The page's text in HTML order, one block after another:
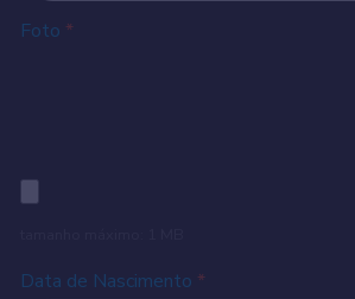
Foto *
Data de Nascimento *